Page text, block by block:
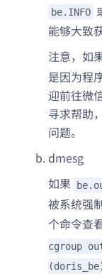
be.INFO
能够大致
注意，如
是因为程
迎前往微
寻求帮助
问题。
dmesg
如果
被系统强
个命令查
cgroup